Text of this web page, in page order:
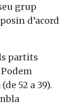
grup
d’acord
partits
52 a 39).